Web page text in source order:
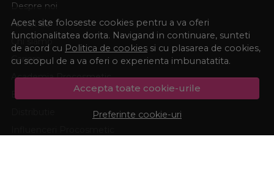
Acest site foloseste cookies pentru a va oferi
functionalitatea dorita. Navigand in continuare, sunteti
de acord cu Politica de cookies si cu plasarea de cookies,
cu scopul de a va oferi o experienta imbunatatita.
Accepta toate cookie-urile
Preferinte cookie-uri
Despre noi
About us
Chi siamo
Cariere
Academia Procosmetic